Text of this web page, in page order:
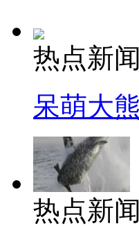
热点新闻
呆萌大
热点新闻